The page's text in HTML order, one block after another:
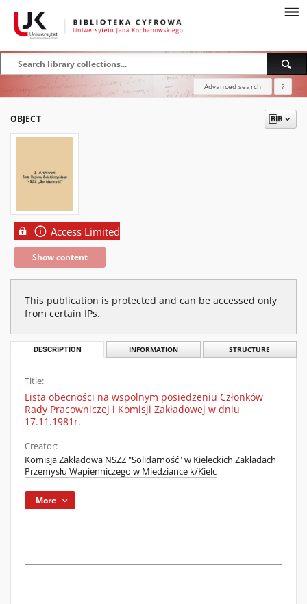
Advanced search ?
OBJECT
Access Limited
Show content
This publication is protected and can be accessed only
from certain IPs.
DESCRIPTION INFORMATION STRUCTURE
Title:
Lista obecności na wspolnym posiedzeniu Członków
Rady Pracowniczej i Komisji Zakładowej w dniu
17.11.1981r.
Creator:
Komisja Zakładowa NSZZ "Solidarność" w Kieleckich Zakładach
Przemysłu Wapienniczego w Miedziance k/Kielc
More